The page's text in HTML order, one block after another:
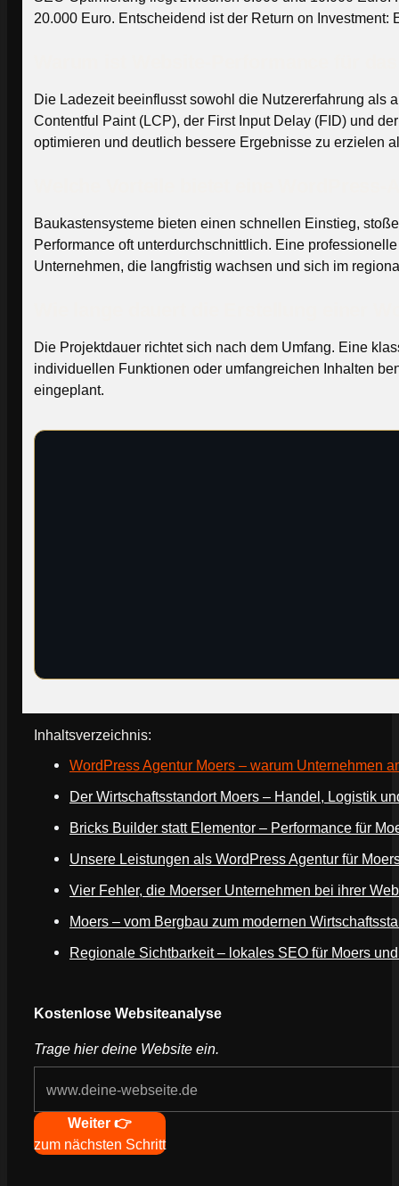
20.000 Euro. Entscheidend ist der Return on
Die Ladezeit beeinflusst sowohl die Nutzererfahrung als
Contentful Paint (LCP), der First Input Delay (FID) und
optimieren und deutlich bessere Ergebnisse zu erzielen
Baukastensysteme bieten einen schnellen Einstieg,
Performance oft unterdurchschnittlich. Eine
Unternehmen, die langfristig wachsen und sich im
Die Projektdauer richtet sich nach dem Umfang. Eine
individuellen Funktionen oder umfangreichen Inhalten
eingeplant.
Inhaltsverzeichnis:
WordPress Agentur Moers – warum Unternehmen
Der Wirtschaftsstandort Moers – Handel, Logistik
Bricks Builder statt Elementor – Performance für
Unsere Leistungen als WordPress Agentur für
Vier Fehler, die Moerser Unternehmen bei ihrer
Moers – vom Bergbau zum modernen
Regionale Sichtbarkeit – lokales SEO für Moers
Kostenlose Websiteanalyse
Trage hier deine Website ein.
NavigationWeiter 👉
zum nächsten Schritt